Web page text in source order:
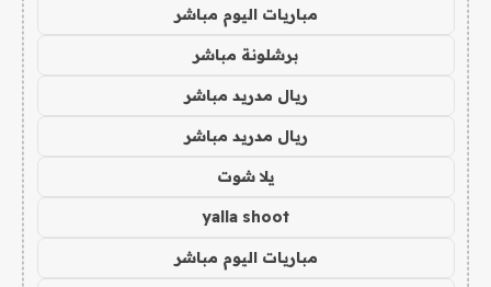
مباريات اليوم مباشر
برشلونة مباشر
ريال مدريد مباشر
ريال مدريد مباشر
يلا شوت
yalla shoot
مباريات اليوم مباشر